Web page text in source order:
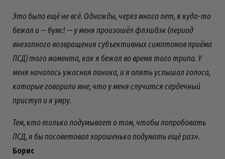
Это было ещё не всё. Однажды, через много лет, я куда-то
бежал и — бумс! — у меня произошёл флэшбэк (период
внезапного возвращения субъективных симптомов приёма
ЛСД) того момента, как я бежал во время того трипа. У
меня началась ужасная паника, и я опять услышал голоса,
которые говорили мне, что у меня случится сердечный
приступ и я умру.
Тем, кто только подумывает о том, чтобы попробовать
ЛСД, я бы посоветовал хорошенько подумать ещё раз».
Борис